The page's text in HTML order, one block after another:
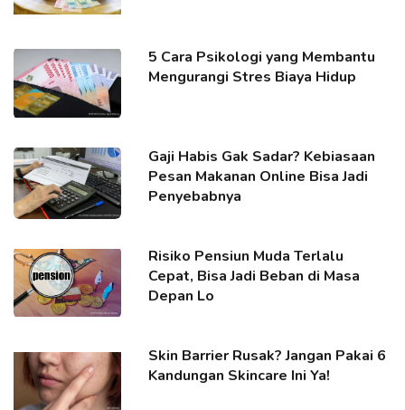
5 Cara Psikologi yang Membantu
Mengurangi Stres Biaya Hidup
Gaji Habis Gak Sadar? Kebiasaan
Pesan Makanan Online Bisa Jadi
Penyebabnya
Risiko Pensiun Muda Terlalu
Cepat, Bisa Jadi Beban di Masa
Depan Lo
Skin Barrier Rusak? Jangan Pakai 6
Kandungan Skincare Ini Ya!